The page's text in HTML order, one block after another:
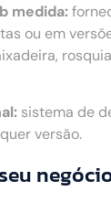
medida:
ou em
sistema de
versão.